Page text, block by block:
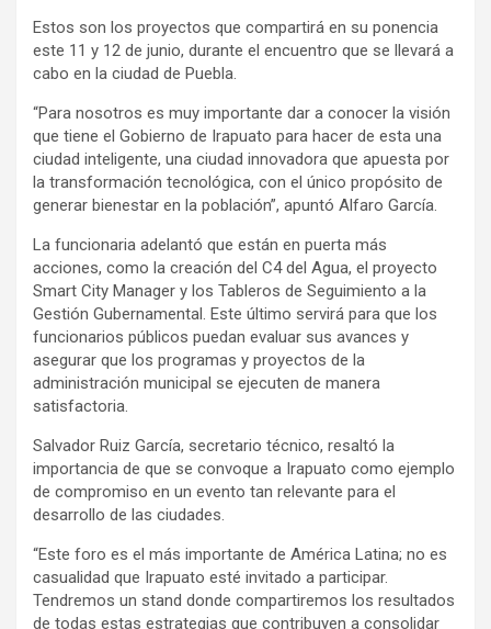
Estos son los proyectos que compartirá en su ponencia
este 11 y 12 de junio, durante el encuentro que se llevará a
cabo en la ciudad de Puebla.
“Para nosotros es muy importante dar a conocer la visión
que tiene el Gobierno de Irapuato para hacer de esta una
ciudad inteligente, una ciudad innovadora que apuesta por
la transformación tecnológica, con el único propósito de
generar bienestar en la población”, apuntó Alfaro García.
La funcionaria adelantó que están en puerta más
acciones, como la creación del C4 del Agua, el proyecto
Smart City Manager y los Tableros de Seguimiento a la
Gestión Gubernamental. Este último servirá para que los
funcionarios públicos puedan evaluar sus avances y
asegurar que los programas y proyectos de la
administración municipal se ejecuten de manera
satisfactoria.
Salvador Ruiz García, secretario técnico, resaltó la
importancia de que se convoque a Irapuato como ejemplo
de compromiso en un evento tan relevante para el
desarrollo de las ciudades.
“Este foro es el más importante de América Latina; no es
casualidad que Irapuato esté invitado a participar.
Tendremos un stand donde compartiremos los resultados
de todas estas estrategias que contribuyen a consolidar